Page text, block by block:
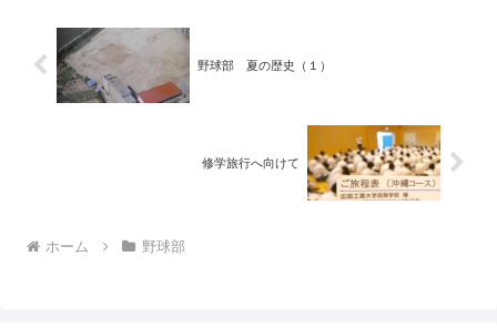
野球部 夏の歴史（１）
修学旅行へ向けて
ホーム 野球部